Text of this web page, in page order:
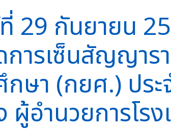
29 กันยายน
ารเซ็นสัญญาร
กษา (กยศ.) ปร
ผู้อำนวยการโ